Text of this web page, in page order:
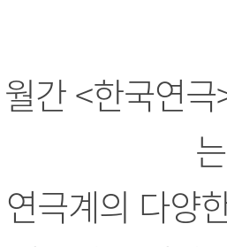
월간 <한국연
연극계의 다양